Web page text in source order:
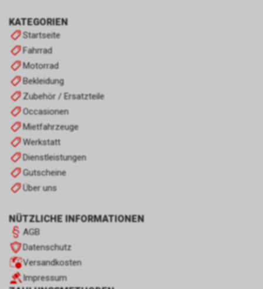
KATEGORIEN
Startseite
Fahrrad
Motorrad
Bekleidung
Zubehör / Ersatzteile
Occasionen
Mietfahrzeuge
Werkstatt
Dienstleistungen
Gutscheine
Über uns
NÜTZLICHE INFORMATIONEN
AGB
Datenschutz
Versandkosten
Impressum